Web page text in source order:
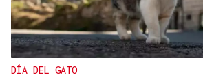
DÍA DEL GATO